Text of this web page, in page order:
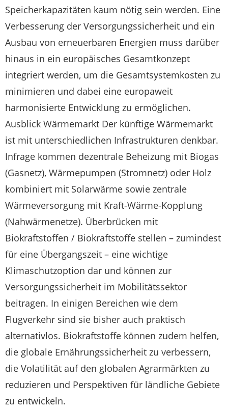
Speicherkapazitäten kaum nötig sein werden. Eine
Verbesserung der Versorgungssicherheit und ein
Ausbau von erneuerbaren Energien muss darüber
hinaus in ein europäisches Gesamtkonzept
integriert werden, um die Gesamtsystemkosten zu
minimieren und dabei eine europaweit
harmonisierte Entwicklung zu ermöglichen.
Ausblick Wärmemarkt Der künftige Wärmemarkt
ist mit unterschiedlichen Infrastrukturen denkbar.
Infrage kommen dezentrale Beheizung mit Biogas
(Gasnetz), Wärmepumpen (Stromnetz) oder Holz
kombiniert mit Solarwärme sowie zentrale
Wärmeversorgung mit Kraft-Wärme-Kopplung
(Nahwärmenetze). Überbrücken mit
Biokraftstoffen / Biokraftstoffe stellen – zumindest
für eine Übergangszeit – eine wichtige
Klimaschutzoption dar und können zur
Versorgungssicherheit im Mobilitätssektor
beitragen. In einigen Bereichen wie dem
Flugverkehr sind sie bisher auch praktisch
alternativlos. Biokraftstoffe können zudem helfen,
die globale Ernährungssicherheit zu verbessern,
die Volatilität auf den globalen Agrarmärkten zu
reduzieren und Perspektiven für ländliche Gebiete
zu entwickeln.